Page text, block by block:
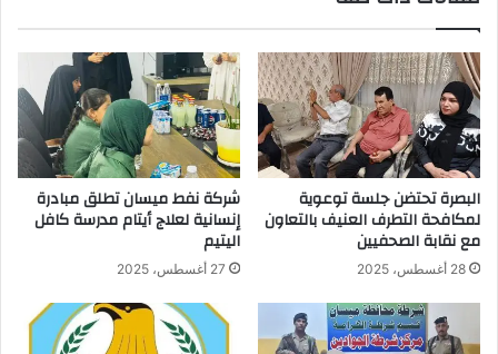
البصرة تحتضن جلسة توعوية
لمكافحة التطرف العنيف بالتعاون
مع نقابة الصحفيين
28 أغسطس، 2025
شركة نفط ميسان تطلق مبادرة
إنسانية لعلاج أيتام مدرسة كافل
اليتيم
27 أغسطس، 2025